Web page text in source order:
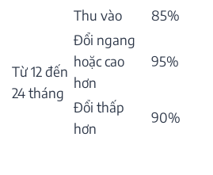
Từ 12 đến
24 tháng
Thu vào
85%
Đổi ngang
hoặc cao
hơn
95%
Đổi thấp
hơn
90%